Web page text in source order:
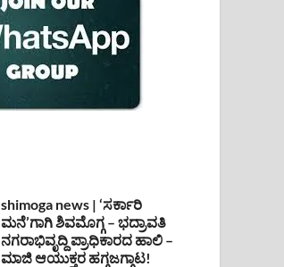
shimoga news | ‘ಸರ್ಕಾರಿ
ಮನೆ’ಗಾಗಿ ಶಿವಮೊಗ್ಗ – ಭದ್ರಾವತಿ
ನಗರಾಭಿವೃದ್ದಿ ಪ್ರಾಧಿಕಾರದ ಹಾಲಿ –
ಮಾಜಿ ಆಯುಕ್ತರ ಹಗ್ಗಜಗ್ಗಾಟ!